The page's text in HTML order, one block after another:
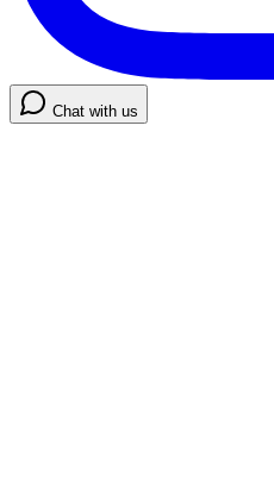
Chat with us